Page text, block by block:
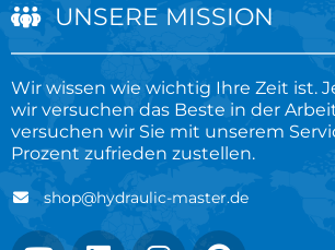
UNSERE MISSION
Wir wissen wie wichtig Ihre Zeit ist.
wir versuchen das Beste in der
versuchen wir Sie mit unserem
Prozent zufrieden zustellen.
shop@hydraulic-master.de